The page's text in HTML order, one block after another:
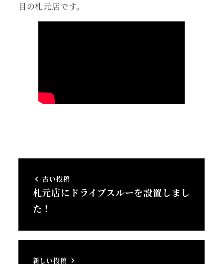
目の札元店です。
古い投稿
札元店にドライブスルーを設置しまし
た！
新しい投稿